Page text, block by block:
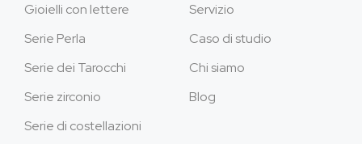
Gioielli con lettere
Serie Perla
Serie dei Tarocchi
Serie zirconio
Serie di costellazioni
Servizio
Caso di studio
Chi siamo
Blog